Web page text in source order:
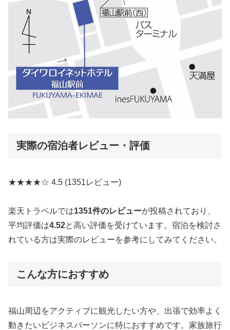
実際の宿泊者レビュー・評価
★★★★☆ 4.5 (1351レビュー)
楽天トラベルでは1351件のレビューが投稿されており、
平均評価は4.52と高い評価を受けています。宿泊を検討さ
れている方は実際のレビューを参考にしてみてください。
こんな方におすすめ
福山周辺をアクティブに観光したい方や、出張で効率よく
動きたいビジネスパーソンに特におすすめです。家族旅行